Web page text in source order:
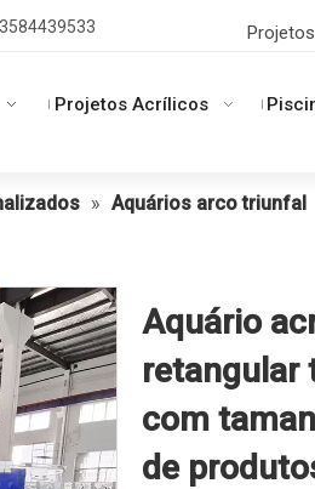
Projetos Acrílicos
» Aquários arco triunfal
Aquário
retangular
com
de